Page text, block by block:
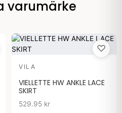
varumärke
♡
VILA
VIELLETTE HW ANKLE LACE
SKIRT
529.95 kr